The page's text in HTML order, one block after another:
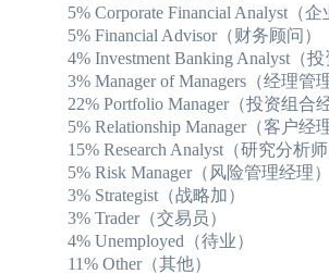
5% Corporate Financial Analyst（企
5% Financial Advisor（财务顾问）
4% Investment Banking Analyst（投
3% Manager of Managers（经理管理
22% Portfolio Manager（投资组合经
5% Relationship Manager（客户经理
15% Research Analyst（研究分析师
5% Risk Manager（风险管理经理）
3% Strategist（战略加）
3% Trader（交易员）
4% Unemployed（待业）
11% Other（其他）